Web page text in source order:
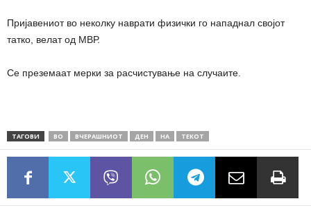
Пријавениот во неколку наврати физички го нападнал својот
татко, велат од МВР.
Се преземаат мерки за расчистување на случаите.
ТАГОВИ ВО ВЧЕРАШНИОТ ДЕН НА ТЕКОТ